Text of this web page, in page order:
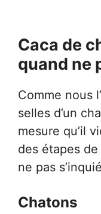
Caca de
quand ne
Comme nous
selles d’un
mesure qu’il
des étapes
ne pas
Chatons